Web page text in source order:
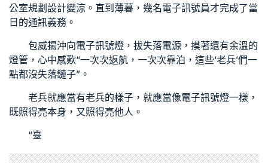
公室規劃設計變涼。直到薄暮，幾名電子訊號員才完成了當
日的通訊義務。
包威揚沖向電子訊號燈，拔失落電源，摸著還有余溫的
燈管，心中感歎“一次次返航，一次次靠泊，這些‘老兵’們一
點都沒失落鏈子”。
老兵就應當有老兵的樣子，就應當像電子訊號燈一樣，
既照得亮本身，又照得亮他人。
“臺